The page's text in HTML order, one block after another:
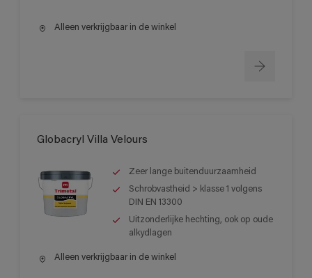
Alleen verkrijgbaar in de winkel
Globacryl Villa Velours
Zeer lange buitenduurzaamheid
Schrobvastheid > klasse 1 volgens
DIN EN 13300
Uitzonderlijke hechting, ook op oude
alkydlagen
Alleen verkrijgbaar in de winkel